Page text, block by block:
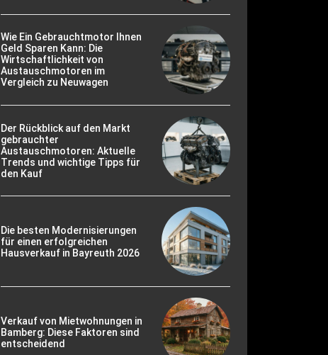
Wie Ein Gebrauchtmotor Ihnen
Geld Sparen Kann: Die
Wirtschaftlichkeit von
Austauschmotoren im
Vergleich zu Neuwagen
Der Rückblick auf den Markt
gebrauchter
Austauschmotoren: Aktuelle
Trends und wichtige Tipps für
den Kauf
Die besten Modernisierungen
für einen erfolgreichen
Hausverkauf in Bayreuth 2026
Verkauf von Mietwohnungen in
Bamberg: Diese Faktoren sind
entscheidend